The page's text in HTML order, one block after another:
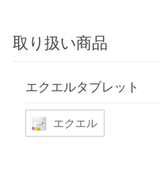
取り扱い商品
エクエルタブレット
エクエル